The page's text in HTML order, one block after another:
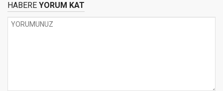
HABERE YORUM KAT